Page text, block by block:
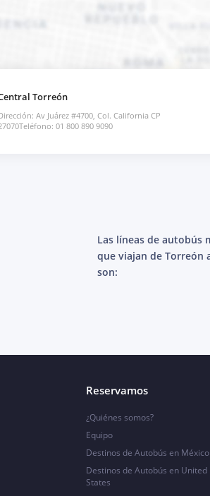
Torreón
Av Juárez #4700, Col. California CP
01 800 890 9090
Las líneas de autobús
que viajan de Torreón
son:
Reservamos
¿Quiénes somos?
Equipo
Destinos de Autobús en México
Destinos de Autobús en United
States